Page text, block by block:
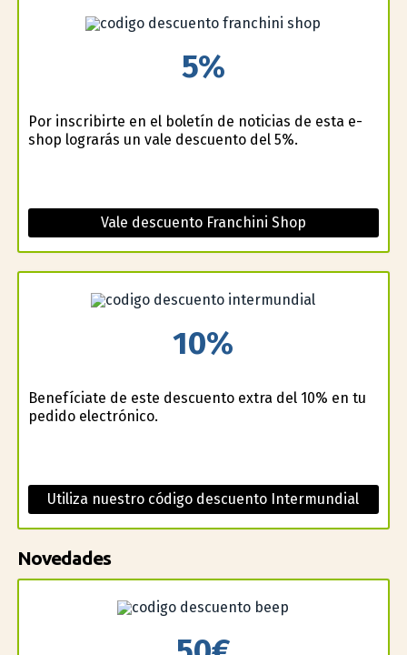
5%
Por inscribirte en el boletín de noticias de esta e-
shop lograrás un vale descuento del 5%.
Vale descuento Franchini Shop
10%
Benefíciate de este descuento extra del 10% en tu
pedido electrónico.
Utiliza nuestro código descuento Intermundial
Novedades